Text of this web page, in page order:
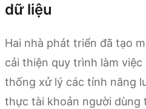
dữ liệu
Hai nhà phát triển đã tạo
cải thiện quy trình làm việc
thống xử lý các tính năng
thực tài khoản người dùng